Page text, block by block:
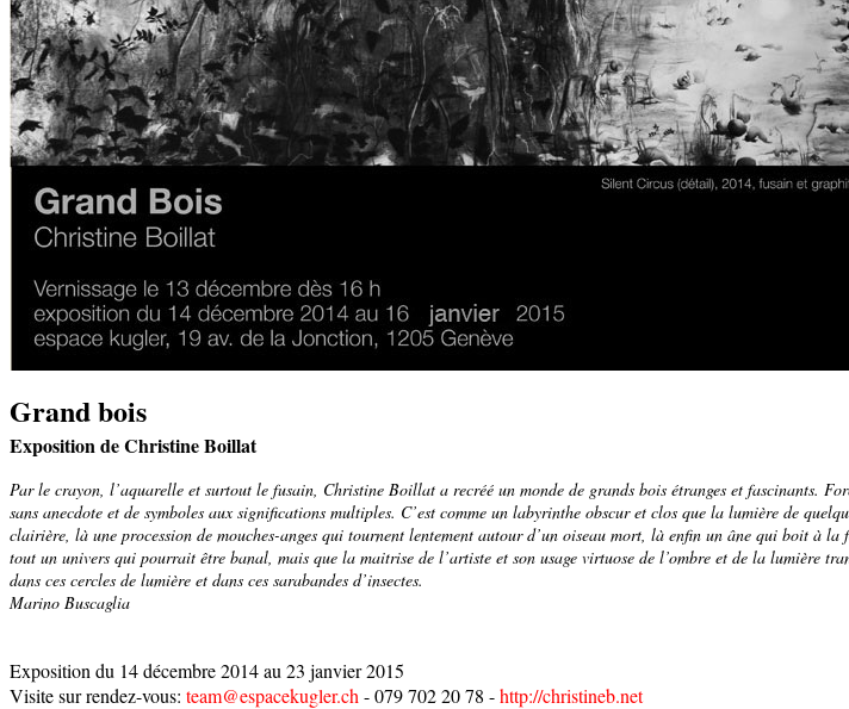
Grand bois
Exposition de Christine Boillat
Par le crayon, l’aquarelle et surtout le fusain, Christine Boillat a recréé un monde de grands bois étranges et fascinants.
sans anecdote et de symboles aux significations multiples. C’est comme un labyrinthe obscur et clos que la lumière de
clairière, là une procession de mouches-anges qui tournent lentement autour d’un oiseau mort, là enfin un âne qui boit à
tout un univers qui pourrait être banal, mais que la maitrise de l’artiste et son usage virtuose de l’ombre et de la lumière
dans ces cercles de lumière et dans ces sarabandes d’insectes.
Marino Buscaglia
Exposition du 14 décembre 2014 au 23 janvier 2015
Visite sur rendez-vous: team@espacekugler.ch - 079 702 20 78 -http://christineb.net